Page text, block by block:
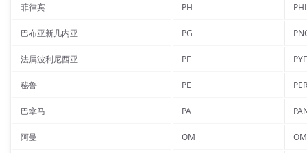
菲律宾 PH
巴布亚新几内亚 PG
法属波利尼西亚 PF PYF
秘鲁 PE PER
巴拿马 PA
阿曼 OM